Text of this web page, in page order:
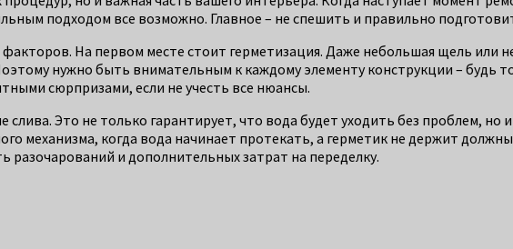
подходом все возможно. Главное – не спешить и правильно
На первом месте стоит герметизация. Даже небольшая щель или
нужно быть внимательным к каждому элементу конструкции – будь
сюрпризами, если не учесть все нюансы.
Это не только гарантирует, что вода будет уходить без проблем,
механизма, когда вода начинает протекать, а герметик не держит
и дополнительных затрат на переделку.